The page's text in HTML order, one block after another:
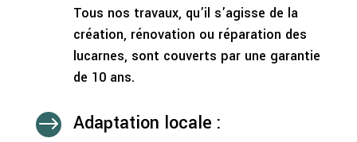
Tous nos travaux, qu’il s’agisse de la
création, rénovation ou réparation des
lucarnes, sont couverts par une garantie
de 10 ans.
$ Adaptation locale :